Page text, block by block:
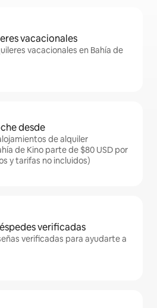
vacacionales
vacacionales en Bahía de
desde
de alquiler
de Kino parte de $80 USD por
y tarifas no incluidos)
verificadas
verificadas para ayudarte a